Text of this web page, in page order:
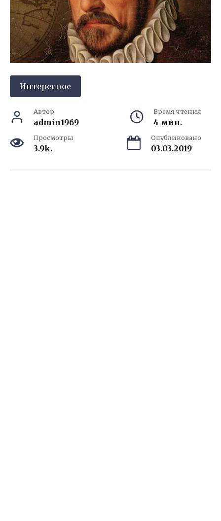
Интересное
Автор
admin1969
Время чтения
4 мин.
Просмотры
3.9k.
Опубликовано
03.03.2019